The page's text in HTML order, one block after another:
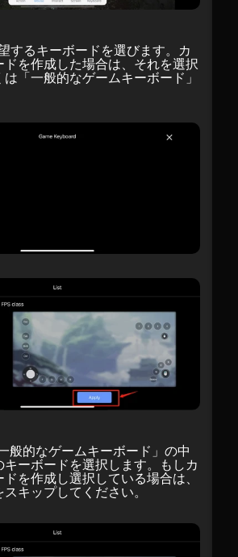
するキーボードを選びます。カ
ドを作成した場合は、それを選択
「一般的なゲームキーボード」
般的なゲームキーボード」の中
ーボードを選択します。もしカ
を作成し選択している場合は、
キップしてください。